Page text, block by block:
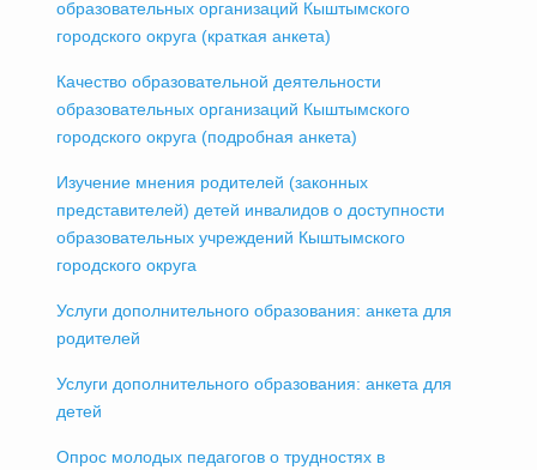
образовательных организаций Кыштымского
городского округа (краткая анкета)
Качество образовательной деятельности
образовательных организаций Кыштымского
городского округа (подробная анкета)
Изучение мнения родителей (законных
представителей) детей инвалидов о доступности
образовательных учреждений Кыштымского
городского округа
Услуги дополнительного образования: анкета для
родителей
Услуги дополнительного образования: анкета для
детей
Опрос молодых педагогов о трудностях в